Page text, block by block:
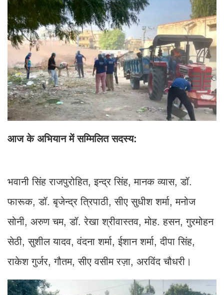
आज के अभियान में सम्मिलित सदस्य:
भवानी सिंह राजपुरोहित, इन्द्र सिंह, मानक व्यास, डॉ.
फारूक, डॉ. बृजेन्द्र त्रिपाठी, सीए सुधीश शर्मा, मनोज
सोनी, अरुण चम, डॉ. रेखा श्रीवास्तव, मोह. हसन, गुरमोहन
सेठी, सुशील यादव, वंदना शर्मा, ईशान शर्मा, दीपा सिंह,
राकेश गुर्जर, गौतम, सीए वसीम रज़ा, अरविंद चौधरी।